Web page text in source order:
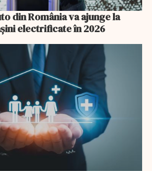
din România va ajunge la
electrificate în 2026